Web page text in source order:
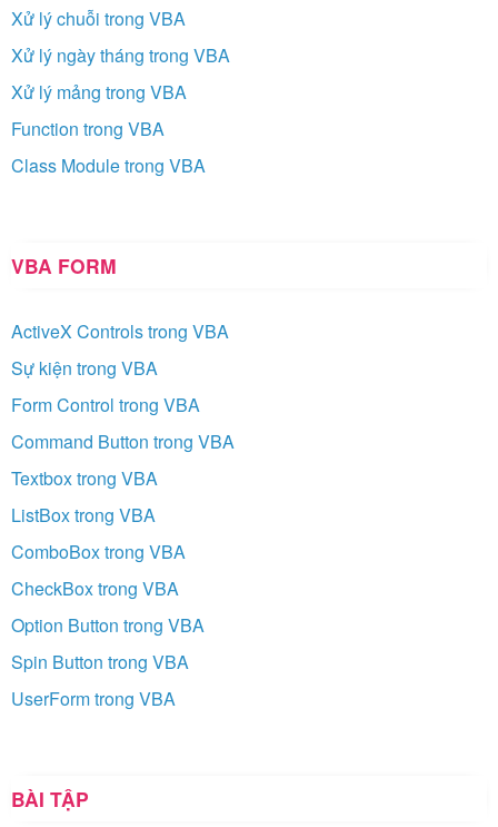
Xử lý chuỗi trong VBA
Xử lý ngày tháng trong VBA
Xử lý mảng trong VBA
Function trong VBA
Class Module trong VBA
VBA FORM
ActiveX Controls trong VBA
Sự kiện trong VBA
Form Control trong VBA
Command Button trong VBA
Textbox trong VBA
ListBox trong VBA
ComboBox trong VBA
CheckBox trong VBA
Option Button trong VBA
Spin Button trong VBA
UserForm trong VBA
BÀI TẬP